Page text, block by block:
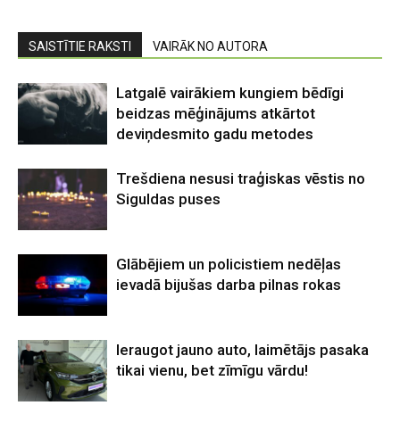
SAISTĪTIE RAKSTI VAIRĀK NO AUTORA
Latgalē vairākiem kungiem bēdīgi
beidzas mēģinājums atkārtot
deviņdesmito gadu metodes
Trešdiena nesusi traģiskas vēstis no
Siguldas puses
Glābējiem un policistiem nedēļas
ievadā bijušas darba pilnas rokas
Ieraugot jauno auto, laimētājs pasaka
tikai vienu, bet zīmīgu vārdu!